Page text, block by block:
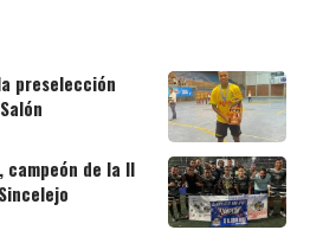
preselección
de la II